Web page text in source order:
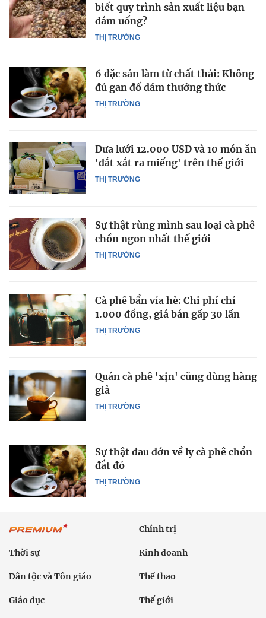
THỊ TRƯỜNG
biết quy trình sản xuất liệu bạn
dám uống?
THỊ TRƯỜNG
6 đặc sản làm từ chất thải: Không
đủ gan đố dám thưởng thức
THỊ TRƯỜNG
Dưa lưới 12.000 USD và 10 món ăn
'đắt xắt ra miếng' trên thế giới
THỊ TRƯỜNG
Sự thật rùng mình sau loại cà phê
chồn ngon nhất thế giới
THỊ TRƯỜNG
Cà phê bẩn vỉa hè: Chi phí chỉ
1.000 đồng, giá bán gấp 30 lần
THỊ TRƯỜNG
Quán cà phê 'xịn' cũng dùng hàng
giả
THỊ TRƯỜNG
Sự thật đau đớn về ly cà phê chồn
đắt đỏ
Chính trị
Thời sự Kinh doanh
Dân tộc và Tôn giáo Thể thao
Giáo dục Thế giới